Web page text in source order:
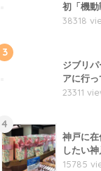
初「機
38318
3
ジブリ
アに行
23311
4
神戸に
したい
15785